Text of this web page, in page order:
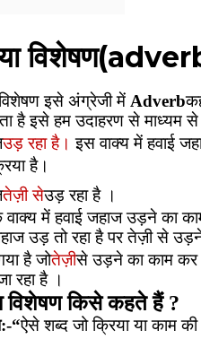
इसे अंग्रेजी में Adverb
है इसे हम उदाहरण से माध्यम
उड़ रहा है।इसवाक्य में हवाई
है।
तेज़ी सेउड़ रहा है ।
में हवाई जहाज उड़ने का
उड़ तो रहा है पर तेज़ी से
है जोतेज़ीसे उड़ने का काम कर
रहा है ।
विशेषण किसे कहते हैं ?
“ऐसे शब्द जो क्रिया या काम